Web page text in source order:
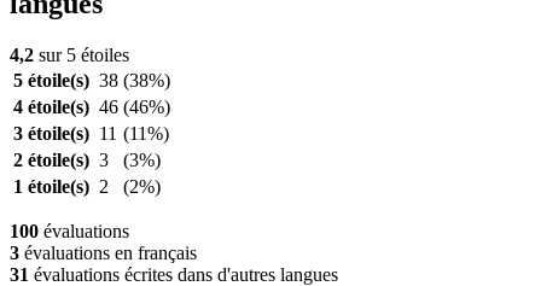
4,2 sur 5 étoiles
5 étoile(s) 38 (38%)
4 étoile(s) 46 (46%)
3 étoile(s) 11 (11%)
2 étoile(s) 3
(3%)
1 étoile(s) 2 (2%)
100 évaluations
3 évaluations en français
31 évaluations écrites dans d'autres langues